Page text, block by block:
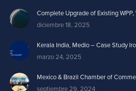
Complete Upgrade of Existing
diciembre 18, 2025
Kerala India, Medio – Case Study
marzo 24, 2025
Mexico & Brazil Chamber of
septiembre 29, 2024